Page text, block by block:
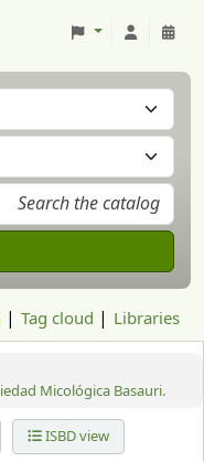
Tag cloud Libraries
Micológica Basauri.
ISBD view